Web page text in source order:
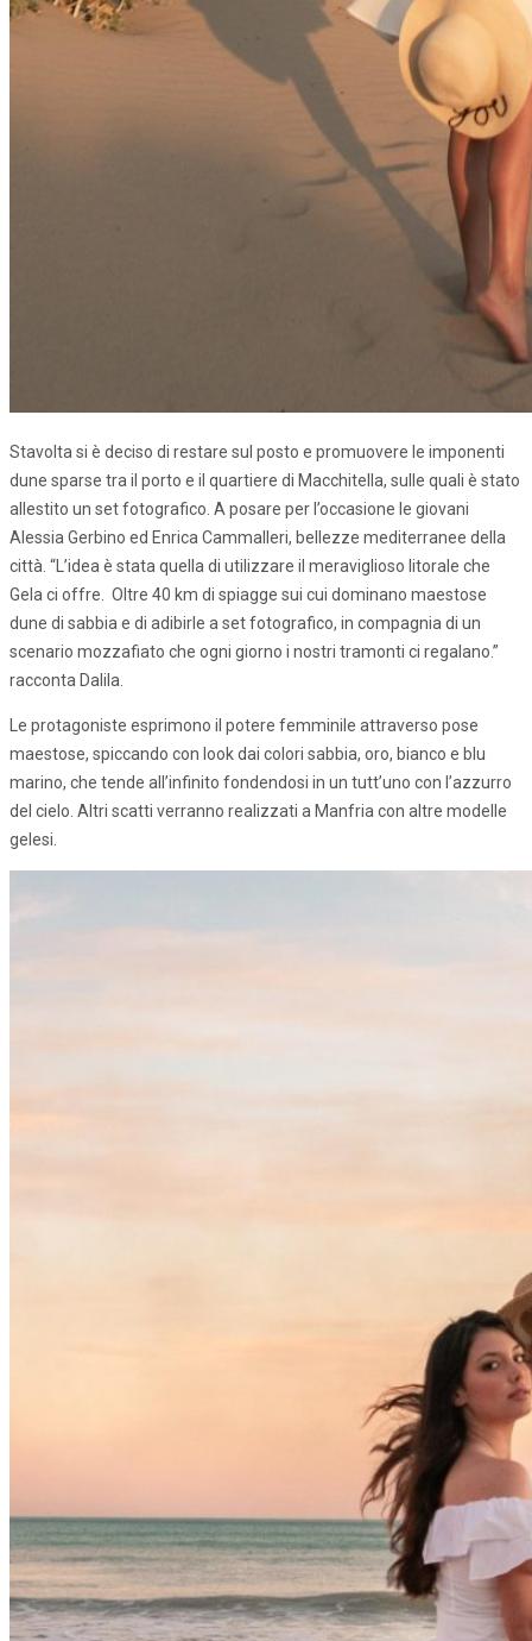
Stavolta si è deciso di restare sul posto e promuovere le imponenti
dune sparse tra il porto e il quartiere di Macchitella, sulle quali è stato
allestito un set fotografico. A posare per l’occasione le giovani
Alessia Gerbino ed Enrica Cammalleri, bellezze mediterranee della
città. “L’idea è stata quella di utilizzare il meraviglioso litorale che
Gela ci offre. Oltre 40 km di spiagge sui cui dominano maestose
dune di sabbia e di adibirle a set fotografico, in compagnia di un
scenario mozzafiato che ogni giorno i nostri tramonti ci regalano.”
racconta Dalila.
Le protagoniste esprimono il potere femminile attraverso pose
maestose, spiccando con look dai colori sabbia, oro, bianco e blu
marino, che tende all’infinito fondendosi in un tutt’uno con l’azzurro
del cielo. Altri scatti verranno realizzati a Manfria con altre modelle
gelesi.